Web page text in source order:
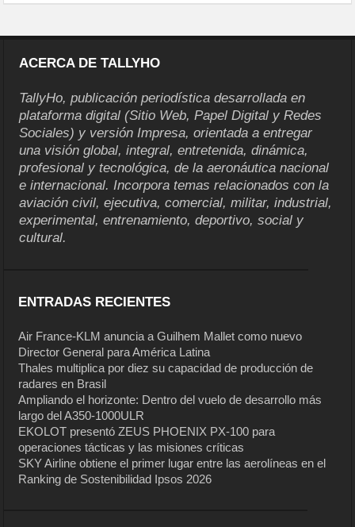
ACERCA DE TALLYHO
TallyHo, publicación periodística desarrollada en
plataforma digital (Sitio Web, Papel Digital y Redes
Sociales) y versión Impresa, orientada a entregar
una visión global, integral, entretenida, dinámica,
profesional y tecnológica, de la aeronáutica nacional
e internacional. Incorpora temas relacionados con la
aviación civil, ejecutiva, comercial, militar, industrial,
experimental, entrenamiento, deportivo, social y
cultural.
ENTRADAS RECIENTES
Air France-KLM anuncia a Guilhem Mallet como nuevo
Director General para América Latina
Thales multiplica por diez su capacidad de producción de
radares en Brasil
Ampliando el horizonte: Dentro del vuelo de desarrollo más
largo del A350-1000ULR
EKOLOT presentó ZEUS PHOENIX PX-100 para
operaciones tácticas y las misiones críticas
SKY Airline obtiene el primer lugar entre las aerolíneas en el
Ranking de Sostenibilidad Ipsos 2026